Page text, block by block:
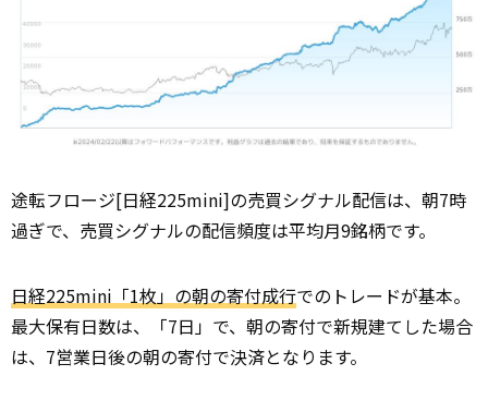
途転フロージ[日経225mini]の売買シグナル配信は、朝7時
過ぎで、売買シグナルの配信頻度は平均月9銘柄です。
日経225mini「1枚」の朝の寄付成行でのトレードが基本。
最大保有日数は、「7日」で、朝の寄付で新規建てした場合
は、7営業日後の朝の寄付で決済となります。